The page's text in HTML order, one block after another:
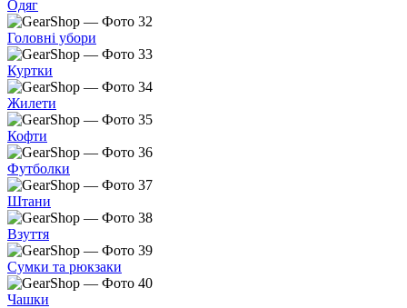
Одяг
Головні убори
Куртки
Жилети
Кофти
Футболки
Штани
Взуття
Сумки та рюкзаки
Чашки